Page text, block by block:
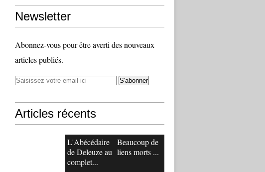
Newsletter
Abonnez-vous pour être averti des nouveaux
articles publiés.
Articles récents
L'Abécédaire
de Deleuze au
complet...
Beaucoup de
liens morts ...